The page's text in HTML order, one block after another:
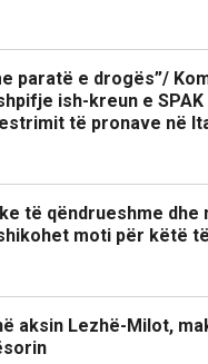
paratë e drogës”/
ish-kreun e
të pronave në
të qëndrueshme dhe
moti për këtë
aksin Lezhë-Milot,